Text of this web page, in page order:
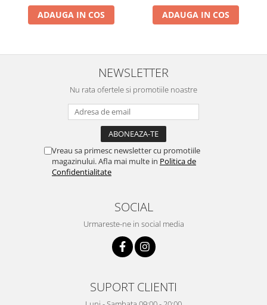
ADAUGA IN COS ADAUGA IN COS
NEWSLETTER
Nu rata ofertele si promotiile noastre
Vreau sa primesc newsletter cu promotiile
magazinului. Afla mai multe in Politica de
Confidentialitate
SOCIAL
Urmareste-ne in social media
SUPORT CLIENTI